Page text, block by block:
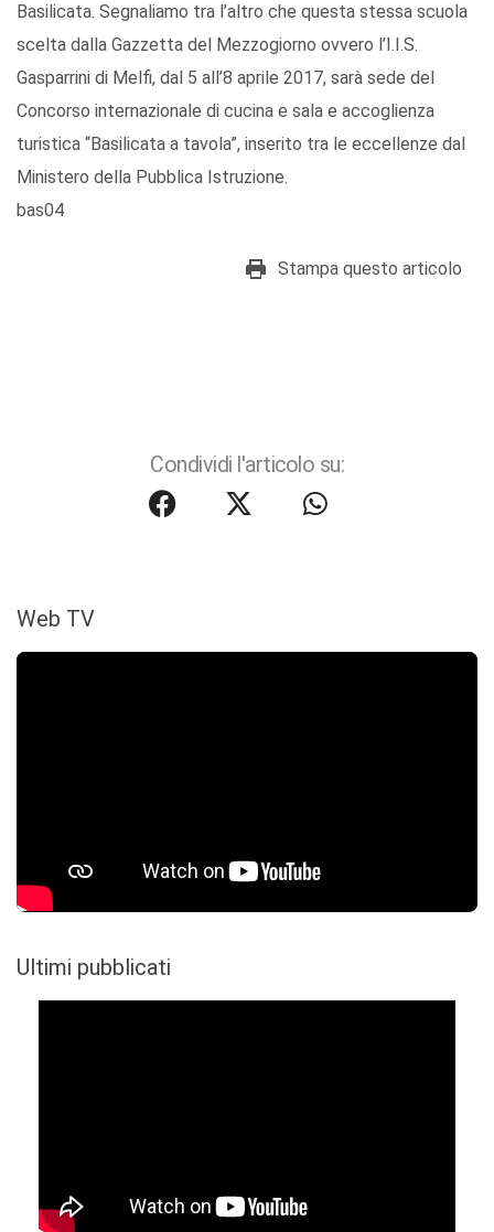
Basilicata. Segnaliamo tra l’altro che questa stessa scuola
scelta dalla Gazzetta del Mezzogiorno ovvero l’I.I.S.
Gasparrini di Melfi, dal 5 all’8 aprile 2017, sarà sede del
Concorso internazionale di cucina e sala e accoglienza
turistica “Basilicata a tavola”, inserito tra le eccellenze dal
Ministero della Pubblica Istruzione.
bas04
Stampa questo articolo
Condividi l'articolo su:
Web TV
Ultimi pubblicati